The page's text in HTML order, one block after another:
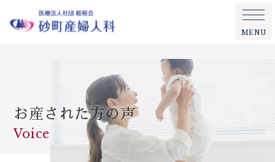
MENU
お産された方の声
Voice